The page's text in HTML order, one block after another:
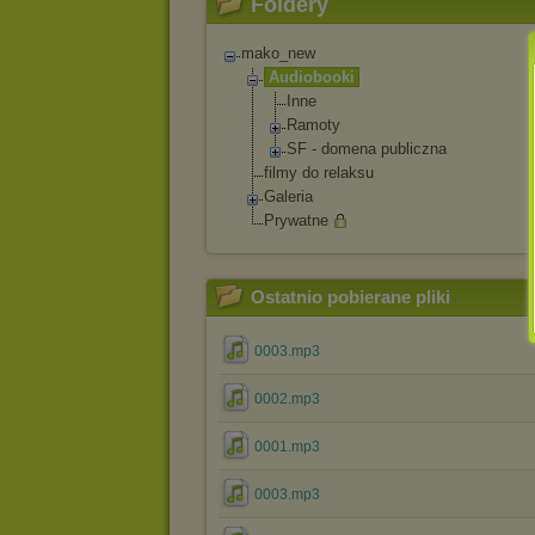
Foldery
mako_new
Audiobooki
Inne
Ramoty
SF - domena publiczna
filmy do relaksu
Galeria
Prywatne
Ostatnio pobierane pliki
0003.mp3
0002.mp3
0001.mp3
0003.mp3